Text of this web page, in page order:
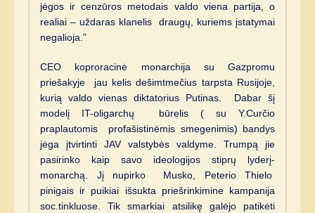
jėgos ir cenzūros metodais valdo viena partija, o
realiai – uždaras klanelis draugų, kuriems įstatymai
negalioja.”
CEO koproracinė monarchija su Gazpromu
priešakyje jau kelis dešimtmečius tarpsta Rusijoje,
kurią valdo vienas diktatorius Putinas. Dabar šį
modelį IT-oligarchų būrelis ( su Y.Curčio
praplautomis profašistinėmis smegenimis) bandys
jėga įtvirtinti JAV valstybės valdyme. Trumpą jie
pasirinko kaip savo ideologijos stiprų lyderį-
monarchą. Jį nupirko Musko, Peterio Thielo
pinigais ir puikiai išsukta priešrinkimine kampanija
soc.tinkluose. Tik smarkiai atsilikę galėjo patikėti